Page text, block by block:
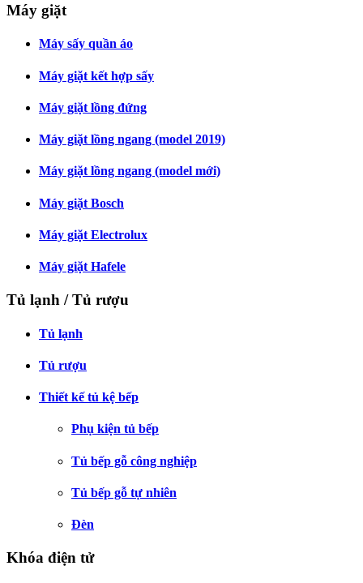
Máy giặt
Máy sấy quần áo
Máy giặt kết hợp sấy
Máy giặt lồng đứng
Máy giặt lồng ngang (model 2019)
Máy giặt lồng ngang (model mới)
Máy giặt Bosch
Máy giặt Electrolux
Máy giặt Hafele
Tủ lạnh / Tủ rượu
Tủ lạnh
Tủ rượu
Thiết kế tủ kệ bếp
Phụ kiện tủ bếp
Tủ bếp gỗ công nghiệp
Tủ bếp gỗ tự nhiên
Đèn
Khóa điện tử